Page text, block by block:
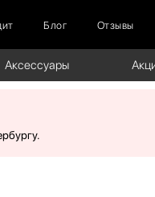
Блог Отзывы
Аксессуары